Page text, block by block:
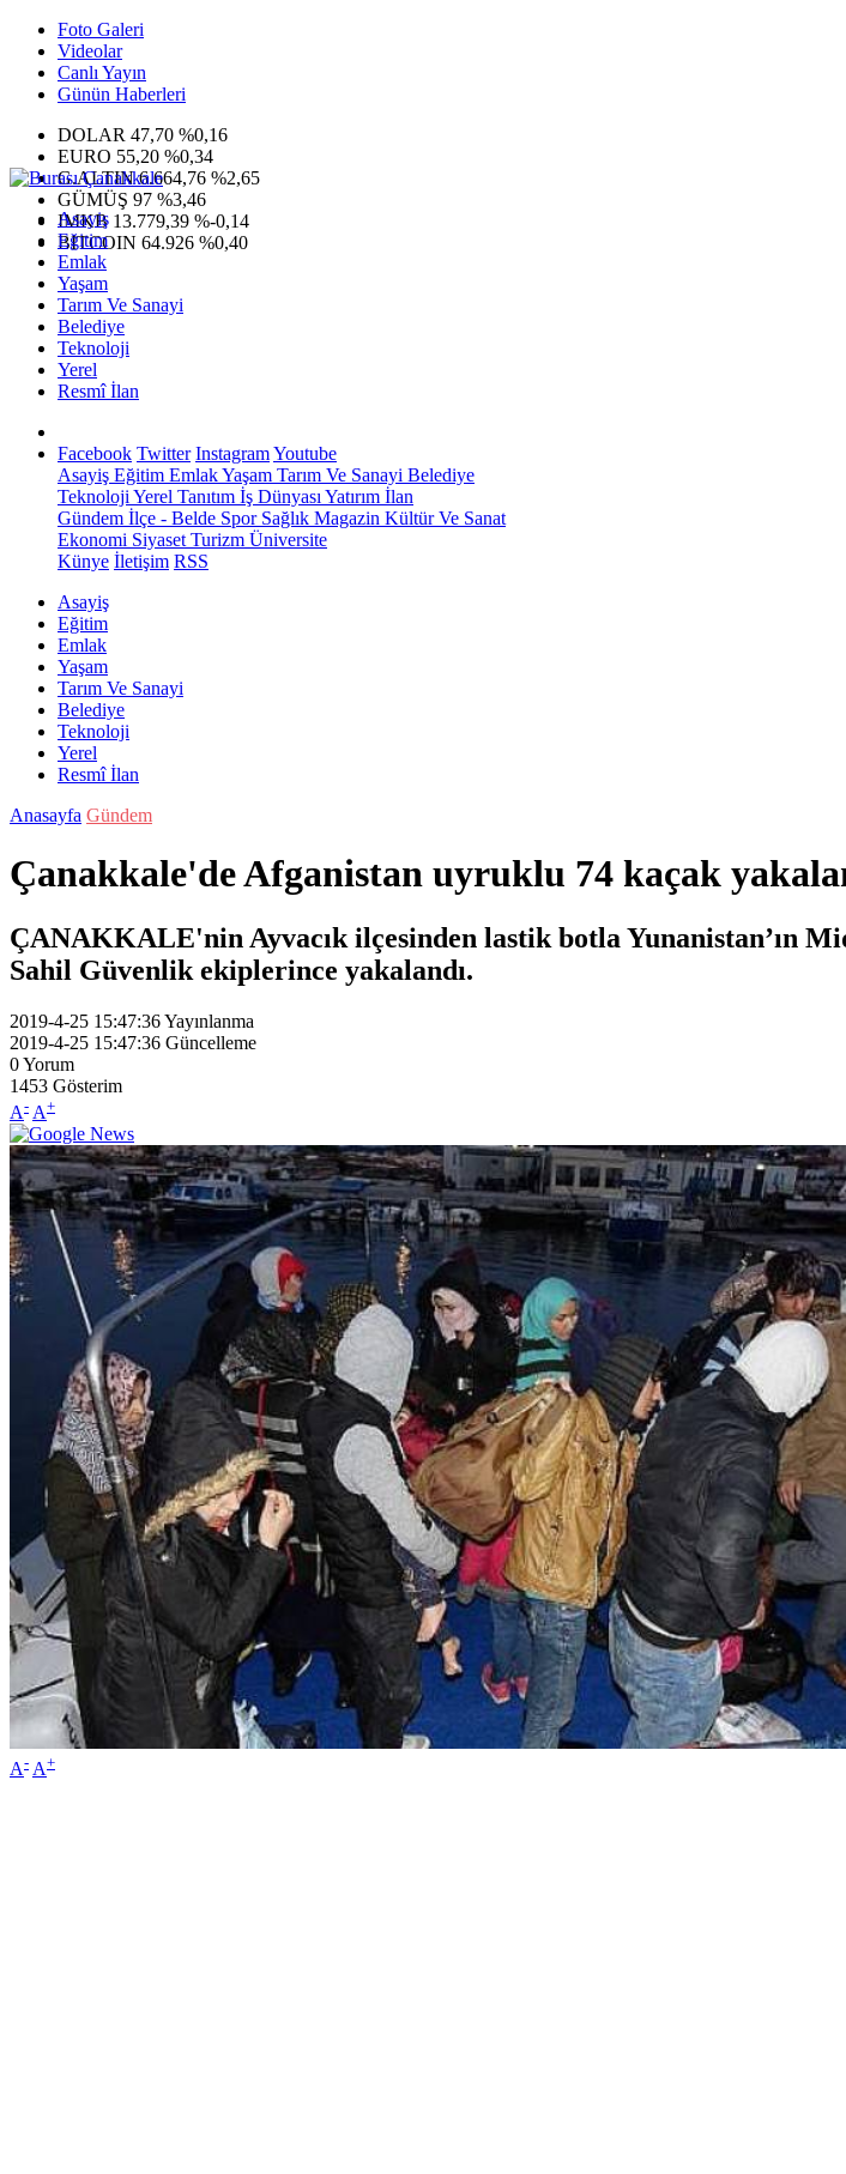
Foto Galeri
Videolar
Canlı Yayın
Günün Haberleri
DOLAR 47,70 %0,16
EURO 55,20 %0,34
G.ALTIN6.664,76 %2,65
GÜMÜŞ 97 %3,46
IMKB 13.779,39 %-0,14
BITCOIN 64.926 %0,40
Asayiş
Eğitim
Emlak
Yaşam
Tarım Ve Sanayi
Belediye
Teknoloji
Yerel
Resmî İlan
Facebook Twitter InstagramYoutube
Asayiş Eğitim EmlakYaşam Tarım Ve Sanayi Belediye
Teknoloji Yerel Tanıtım İş Dünyası Yatırım İlan
Gündem İlçe - Belde SporSağlık Magazin Kültür Ve Sanat
Ekonomi Siyaset Turizm Üniversite
Künye İletişim RSS
Asayiş
Eğitim
Emlak
Yaşam
Tarım Ve Sanayi
Belediye
Teknoloji
Yerel
Resmî İlan
Anasayfa Gündem
Çanakkale'de Afganistan uyruklu 74 kaçak
ÇANAKKALE'nin Ayvacık ilçesinden lastik botla Yunanistan’ın
Sahil Güvenlik ekiplerince yakalandı.
2019-4-25 15:47:36Yayınlanma
2019-4-25 15:47:36 Güncelleme
0Yorum
1453 Gösterim
A- A+
A- A+